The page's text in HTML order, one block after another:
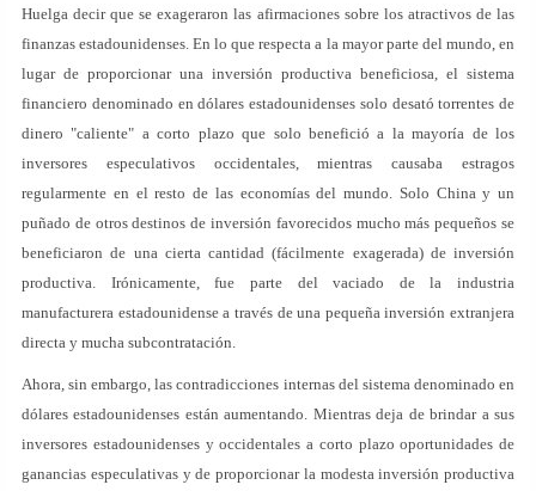
Huelga decir que se exageraron las afirmaciones sobre los atractivos de las
finanzas estadounidenses. En lo que respecta a la mayor parte del mundo, en
lugar de proporcionar una inversión productiva beneficiosa, el sistema
financiero denominado en dólares estadounidenses solo desató torrentes de
dinero "caliente" a corto plazo que solo benefició a la mayoría de los
inversores especulativos occidentales, mientras causaba estragos
regularmente en el resto de las economías del mundo. Solo China y un
puñado de otros destinos de inversión favorecidos mucho más pequeños se
beneficiaron de una cierta cantidad (fácilmente exagerada) de inversión
productiva. Irónicamente, fue parte del vaciado de la industria
manufacturera estadounidense a través de una pequeña inversión extranjera
directa y mucha subcontratación.
Ahora, sin embargo, las contradicciones internas del sistema denominado en
dólares estadounidenses están aumentando. Mientras deja de brindar a sus
inversores estadounidenses y occidentales a corto plazo oportunidades de
ganancias especulativas y de proporcionar la modesta inversión productiva